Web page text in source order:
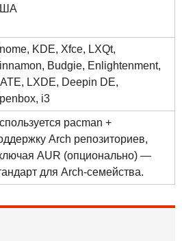
, KDE, Xfce, LXQt,
, Budgie, Enlightenment,
, LXDE, Deepin DE,
, i3
pacman +
Arch репозиториев,
AUR (опционально) —
для Arch-семейства.